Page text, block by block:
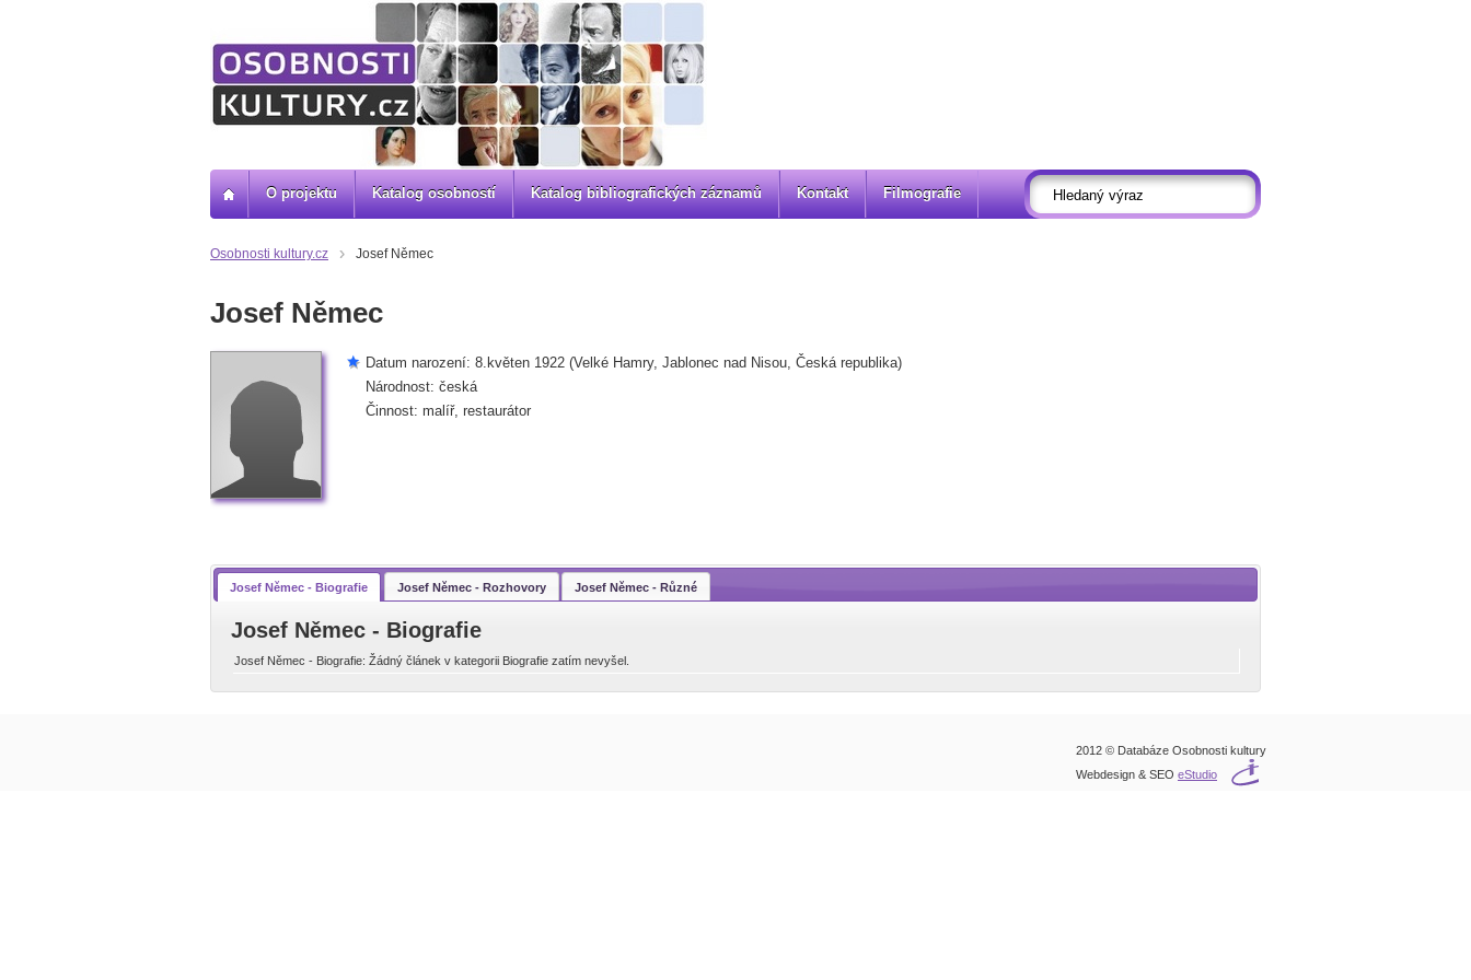
Osobnosti kultury.cz Josef Němec
Josef Němec
Datum narození: 8.květen 1922 (Velké Hamry, Jablonec nad Nisou, Česká republika)
Národnost: česká
Činnost: malíř, restaurátor
Josef Němec - Biografie Josef Němec - Rozhovory Josef Němec - Různé
Josef Němec - Biografie
Josef Němec - Biografie: Žádný článek v kategorii Biografie zatím nevyšel.
O projektu Katalog osobností Katalog bibliografických záznamů Kontakt Filmografie
2012 © Databáze Osobnosti kultury
Webdesign & SEO eStudio